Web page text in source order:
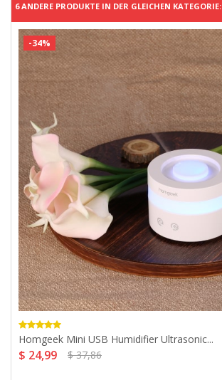
6 ANDERE PRODUKTE IN DER GLEICHEN KATEGORIE:
-34%
Homgeek Mini USB Humidifier Ultrasonic...
$ 24,99 $ 37,86